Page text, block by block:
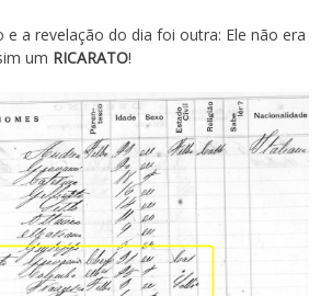
e a revelação do dia foi outra: Ele não era
um RICARATO!